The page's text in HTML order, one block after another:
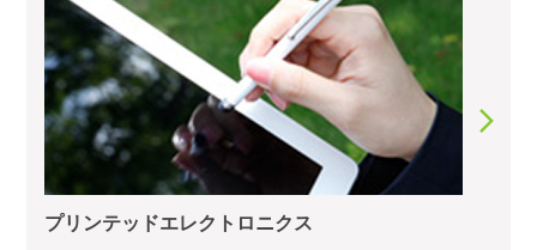
プリンテッドエレクトロニクス